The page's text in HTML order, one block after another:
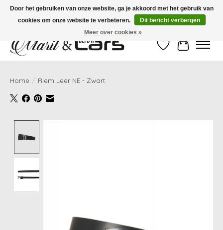
Gratis verzending vanaf €99,- | Voor 16:00 uur besteld, vandaag verzonden!
Verlanglijst
Home / Riem Leer NE - Zwart
Door het gebruiken van onze website, ga je akkoord met het gebruik van
cookies om onze website te verbeteren.
Dit bericht verbergen
Meer over cookies »